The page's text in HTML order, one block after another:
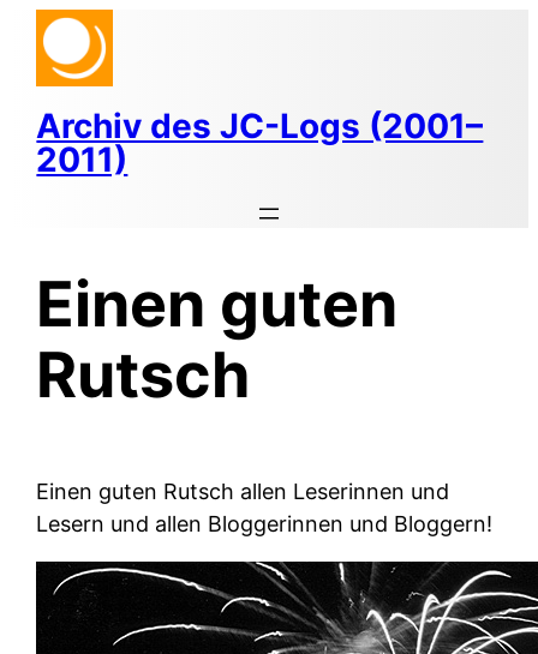
Zum
Inhalt
springen
Archiv des JC-Logs (2001–
2011)
Einen guten
Rutsch
Einen guten Rutsch allen Leserinnen und
Lesern und allen Bloggerinnen und Bloggern!